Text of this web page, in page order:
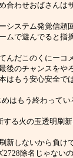
合わせおばさんは
システム発覚信頼
ムで遊んでると
んだこのくにー
後のチャンスをや
はもう安心安全で
めはもう終わってい
する火の玉透明刷
新しないから負け
2728除名じゃないの